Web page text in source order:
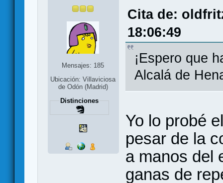
Mensajes: 185
Ubicación: Villaviciosa
de Odón (Madrid)
Distinciones
Cita de:
18:06:49
¡Espero que
Alcalá de
Yo lo probé
pesar de la
a manos del
ganas de